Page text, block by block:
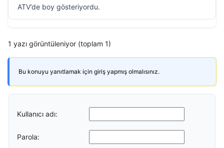
ATV’de boy gösteriyordu.
1 yazı görüntüleniyor (toplam 1)
Bu konuyu yanıtlamak için giriş yapmış olmalısınız.
Kullanıcı adı:
Parola: